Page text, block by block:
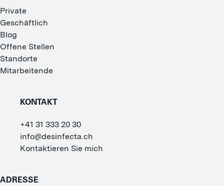
Private
Geschäftlich
Blog
Offene Stellen
Standorte
Mitarbeitende
KONTAKT
+41 31 333 20 30
info@desinfecta.ch
Kontaktieren Sie mich
ADRESSE